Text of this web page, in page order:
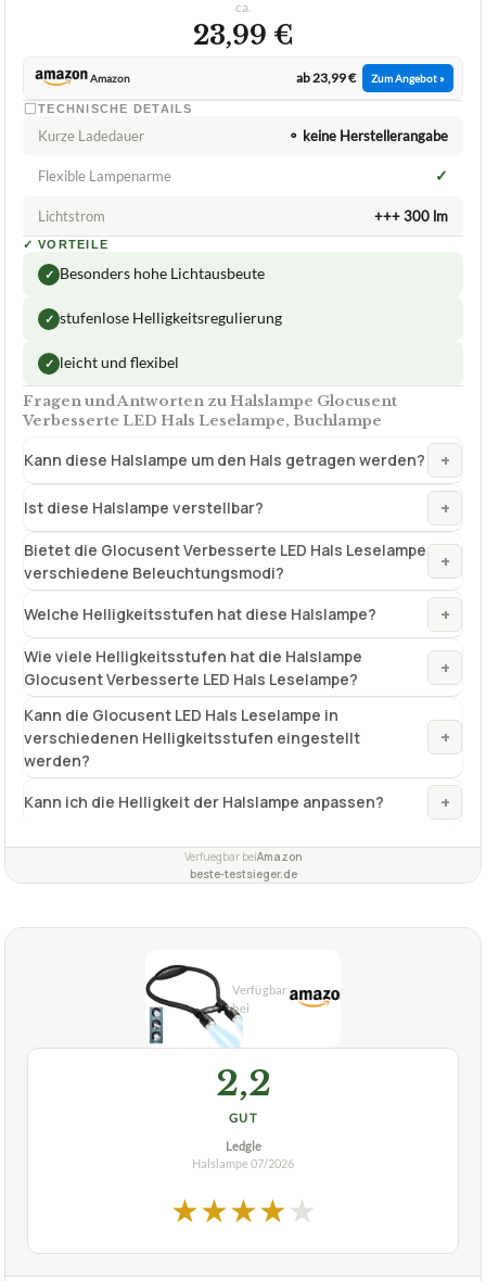
ca.
23,99 €
Amazon ab 23,99 € Zum Angebot »
TECHNISCHE DETAILS
Kurze Ladedauer ⚬ keine Herstellerangabe
Flexible Lampenarme ✓
Lichtstrom +++ 300 lm
✓ VORTEILE
✓ Besonders hohe Lichtausbeute
✓ stufenlose Helligkeitsregulierung
✓ leicht und flexibel
Fragen und Antworten zu Halslampe Glocusent
Verbesserte LED Hals Leselampe, Buchlampe
Kann diese Halslampe um den Hals getragen werden? +
Ist diese Halslampe verstellbar? +
Bietet die Glocusent Verbesserte LED Hals Leselampe
verschiedene Beleuchtungsmodi?
+
Welche Helligkeitsstufen hat diese Halslampe? +
Wie viele Helligkeitsstufen hat die Halslampe
Glocusent Verbesserte LED Hals Leselampe?
+
Kann die Glocusent LED Hals Leselampe in
verschiedenen Helligkeitsstufen eingestellt
werden?
+
Kann ich die Helligkeit der Halslampe anpassen? +
Verfuegbar beiAmazon
beste-testsieger.de
2,2
GUT
Ledgle
Halslampe 07/2026
★★★★★